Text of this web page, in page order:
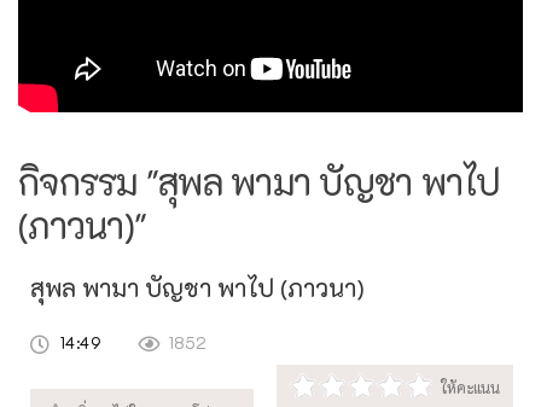
กิจกรรม "สุพล พามา บัญชา พาไป
(ภาวนา)"
สุพล พามา บัญชา พาไป (ภาวนา)
14:49 1852